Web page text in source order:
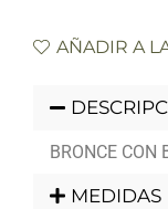
AÑADIR A
BRONCE CON
MEDIDAS